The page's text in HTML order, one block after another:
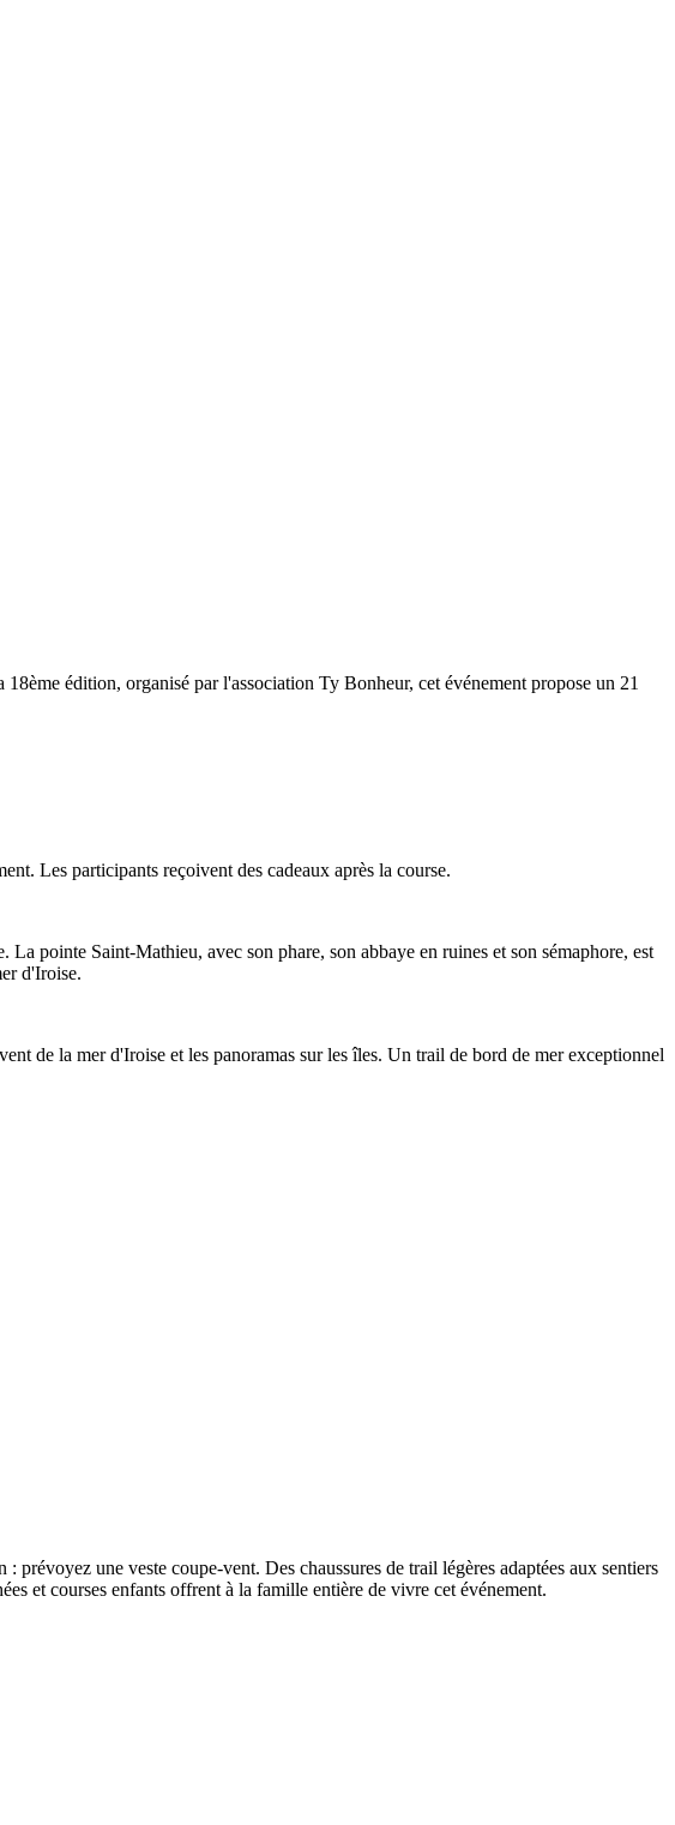
édition, organisé par l'association Ty Bonheur, cet événement propose un 21
Les participants reçoivent des cadeaux après la course.
pointe Saint-Mathieu, avec son phare, son abbaye en ruines et son sémaphore, est
d'Iroise.
de la mer d'Iroise et les panoramas sur les îles. Un trail de bord de mer exceptionnel
une veste coupe-vent. Des chaussures de trail légères adaptées aux sentiers
et courses enfants offrent à la famille entière de vivre cet événement.